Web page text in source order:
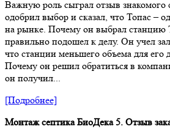
Важную роль сыграл отзыв знакомого
одобрил выбор и сказал, что Топас –
на рынке. Почему он выбрал станцию
правильно подошел к делу. Он учел
что станции меньшего объема для его
Почему он решил обратиться в
он получил...
[Подробнее]
Монтаж септика БиоДека 5. Отзыв